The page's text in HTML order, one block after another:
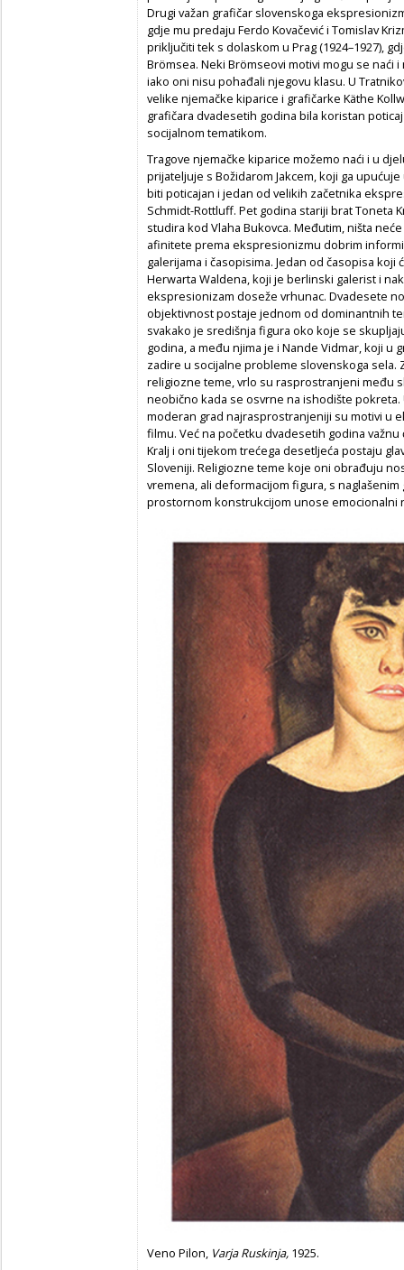
Drugi važan grafičar slovenskoga
gdje mu predaju Ferdo Kovačević i Tomislav
priključiti tek s dolaskom u Prag (1924–1927),
Brömsea. Neki Brömseovi motivi mogu se naći i
iako oni nisu pohađali njegovu klasu. U
velike njemačke kiparice i grafičarke Käthe
grafičara dvadesetih godina bila koristan
socijalnom tematikom.
Tragove njemačke kiparice možemo naći i u
prijateljuje s Božidarom Jakcem, koji ga
biti poticajan i jedan od velikih začetnika
Schmidt-Rottluff. Pet godina stariji brat Toneta
studira kod Vlaha Bukovca. Međutim, ništa
afinitete prema ekspresionizmu dobrim
galerijama i časopisima. Jedan od časopisa koji
Herwarta Waldena, koji je berlinski galerist i
ekspresionizam doseže vrhunac. Dvadesete
objektivnost postaje jednom od dominantnih
svakako je središnja figura oko koje se
godina, a među njima je i Nande Vidmar, koji u
zadire u socijalne probleme slovenskoga sela.
religiozne teme, vrlo su rasprostranjeni među
neobično kada se osvrne na ishodište
moderan grad najrasprostranjeniji su motivi u
filmu. Već na početku dvadesetih godina važnu
Kralj i oni tijekom trećega desetljeća postaju
Sloveniji. Religiozne teme koje oni obrađuju
vremena, ali deformacijom figura, s
prostornom konstrukcijom unose emocionalni
Veno Pilon, Varja Ruskinja, 1925.